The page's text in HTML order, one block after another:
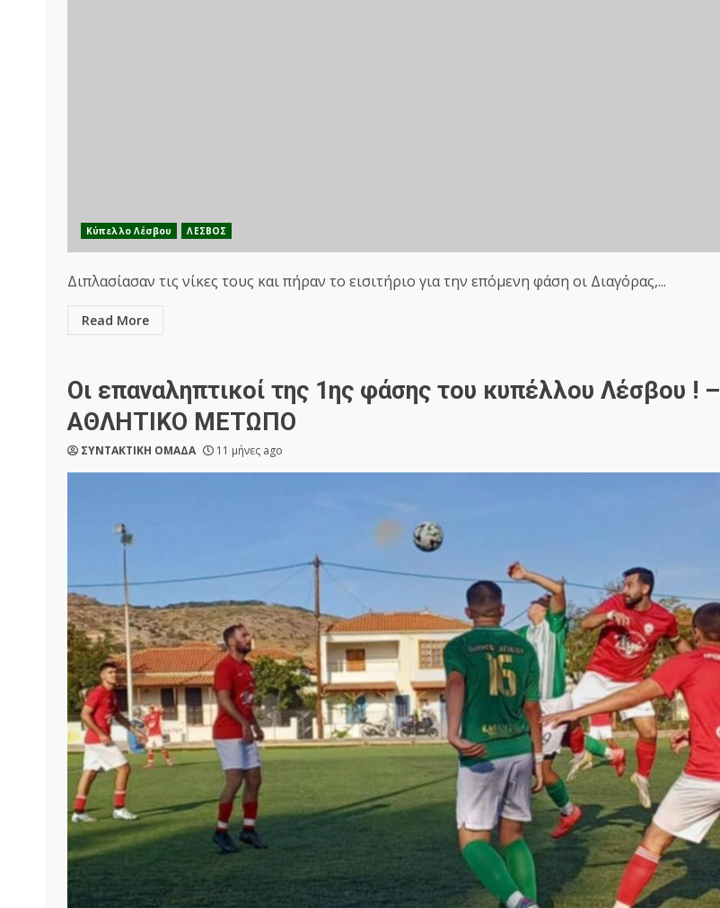
Κύπελλο Λέσβου ΛΕΣΒΟΣ
Διπλασίασαν τις νίκες τους και πήραν το εισιτήριο για την επόμενη φάση οι Διαγόρας,...
Read More
Οι επαναληπτικοί της 1ης φάσης του κυπέλλου Λέσβου ! –
ΑΘΛΗΤΙΚΟ ΜΕΤΩΠΟ
ΣΥΝΤΑΚΤΙΚΗ ΟΜΑΔΑ 11 μήνες ago